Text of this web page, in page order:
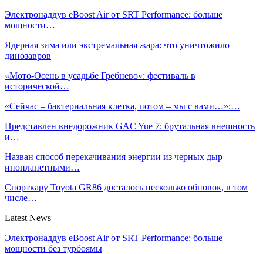
Электронаддув eBoost Air от SRT Performance: больше
мощности…
Ядерная зима или экстремальная жара: что уничтожило
динозавров
«Мото-Осень в усадьбе Гребнево»: фестиваль в
исторической…
«Сейчас – бактериальная клетка, потом – мы с вами…»:…
Представлен внедорожник GAC Yue 7: брутальная внешность
и…
Назван способ перекачивания энергии из черных дыр
инопланетными…
Спорткару Toyota GR86 досталось несколько обновок, в том
числе…
Latest News
Электронаддув eBoost Air от SRT Performance: больше
мощности без турбоямы